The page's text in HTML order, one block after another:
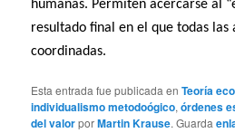
humanas. Permiten acercarse al
resultado final en el que todas las
coordinadas.
Esta entrada fue publicada enTeoría
individualismo metodoógico,órdenes
del valorporMartin Krause. Guarda